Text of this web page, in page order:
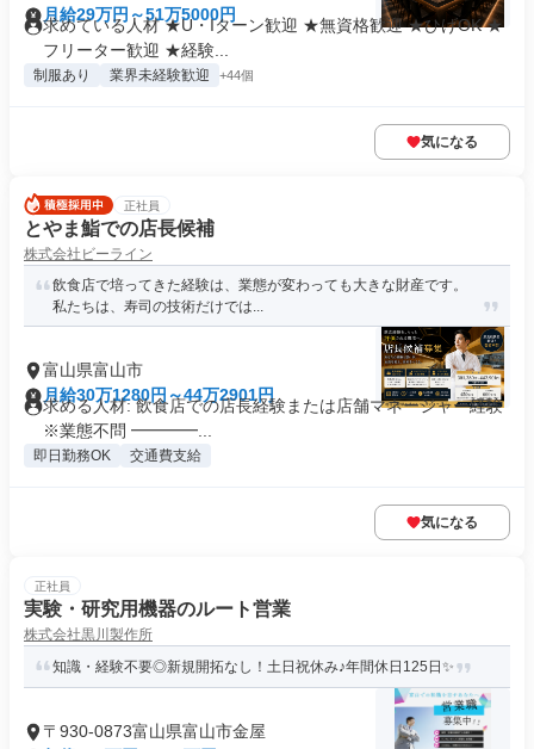
月給29万円～51万5000円
求めている人材 ★U・Iターン歓迎 ★無資格歓迎 ★ひげOK ★
フリーター歓迎 ★経験...
制服あり 業界未経験歓迎 +44個
気になる
正社員
とやま鮨での店長候補
株式会社ビーライン
飲食店で培ってきた経験は、業態が変わっても大きな財産です。
私たちは、寿司の技術だけでは...
富山県富山市
月給30万1280円～44万2901円
求める人材: 飲食店での店長経験または店舗マネージャー経験
※業態不問 ━━━━...
即日勤務OK 交通費支給
気になる
正社員
実験・研究用機器のルート営業
株式会社黒川製作所
知識・経験不要◎新規開拓なし！土日祝休み♪年間休日125日✨
〒930-0873富山県富山市金屋